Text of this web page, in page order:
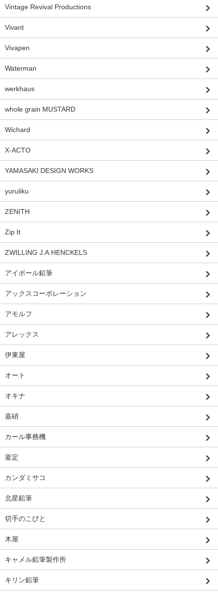
Vintage Revival Productions
Vivant
Vivapen
Waterman
werkhaus
whole grain MUSTARD
Wichard
X-ACTO
YAMASAKI DESIGN WORKS
yuruliku
ZENITH
Zip It
ZWILLING J.A.HENCKELS
アイボール鉛筆
アックスコーポレーション
アモルフ
アレックス
伊東屋
オート
オキナ
嘉硝
カール事務機
釜定
カンダミサコ
北星鉛筆
切手のこびと
木屋
キャメル鉛筆製作所
キリン鉛筆